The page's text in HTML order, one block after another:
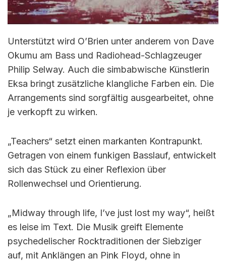
Unterstützt wird O’Brien unter anderem von Dave
Okumu am Bass und Radiohead-Schlagzeuger
Philip Selway. Auch die simbabwische Künstlerin
Eksa bringt zusätzliche klangliche Farben ein. Die
Arrangements sind sorgfältig ausgearbeitet, ohne
je verkopft zu wirken.
„Teachers“ setzt einen markanten Kontrapunkt.
Getragen von einem funkigen Basslauf, entwickelt
sich das Stück zu einer Reflexion über
Rollenwechsel und Orientierung.
„Midway through life, I’ve just lost my way“, heißt
es leise im Text. Die Musik greift Elemente
psychedelischer Rocktraditionen der Siebziger
auf, mit Anklängen an Pink Floyd, ohne in